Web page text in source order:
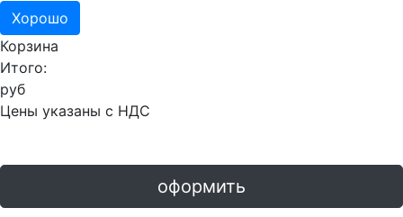
Хорошо
Корзина
Итого:
руб
Цены указаны с НДС
оформить